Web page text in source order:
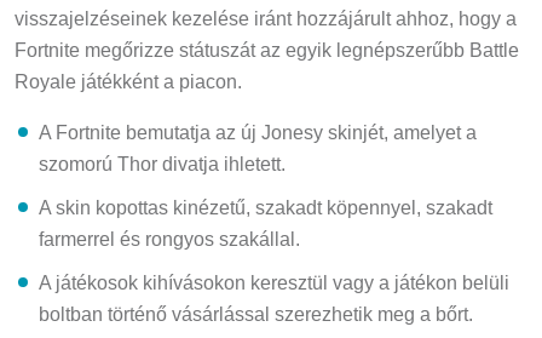
visszajelzéseinek kezelése iránt hozzájárult ahhoz, hogy a
Fortnite megőrizze státuszát az egyik legnépszerűbb Battle
Royale játékként a piacon.
A Fortnite bemutatja az új Jonesy skinjét, amelyet a
szomorú Thor divatja ihletett.
A skin kopottas kinézetű, szakadt köpennyel, szakadt
farmerrel és rongyos szakállal.
A játékosok kihívásokon keresztül vagy a játékon belüli
boltban történő vásárlással szerezhetik meg a bőrt.